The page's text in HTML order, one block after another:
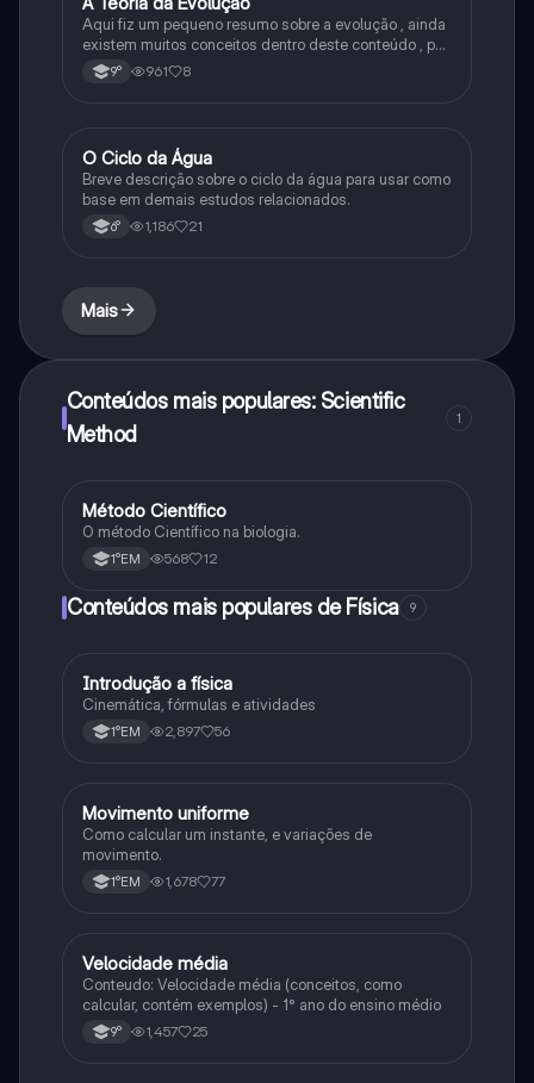
Aqui fiz um pequeno resumo sobre a evolução , ainda
existem muitos conceitos dentro deste conteúdo , por
isso sempre é bom procurar por mais fontes e
algumas questões para se resolver e fixar melhor.
9° 961 8
Química
O Ciclo da Água
Breve descrição sobre o ciclo da água para usar como
base em demais estudos relacionados.
6° 1,186 21
Mais
Conteúdos mais populares: Scientific
Method
1
Biologia
Método Científico
O método Científico na biologia.
1°EM 568 12
Conteúdos mais populares de Física 9
Física
Introdução a física
Cinemática, fórmulas e atividades
1°EM 2,897 56
Física
Movimento uniforme
Como calcular um instante, e variações de
movimento.
1°EM 1,678 77
Física
Velocidade média
Conteudo: Velocidade média (conceitos, como
calcular, contém exemplos) - 1° ano do ensino médio
9° 1,457 25